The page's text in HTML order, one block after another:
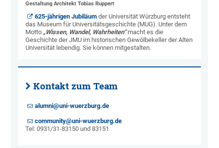
Gestaltung Architekt Tobias Ruppert
625-jährigen Jubiläum der Universität Würzburg entsteht
das Museum für Universitätsgeschichte (MUG). Unter dem
Motto „Wissen, Wandel, Wahrheiten“ macht es die
Geschichte der JMU im historischen Gewölbekeller der Alten
Universität lebendig. Sie können mitgestalten.
Kontakt zum Team
alumni@uni-wuerzburg.de
community@uni-wuerzburg.de
Tel: 0931/31-83150 und 83151